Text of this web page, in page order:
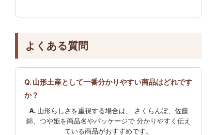
よくある質問
山形土産として一番分かりやすい商品はどれです
か？
山形らしさを重視する場合は、 さくらんぼ、佐藤
錦、つや姫を商品名やパッケージで 分かりやすく伝え
ている商品がおすすめです。